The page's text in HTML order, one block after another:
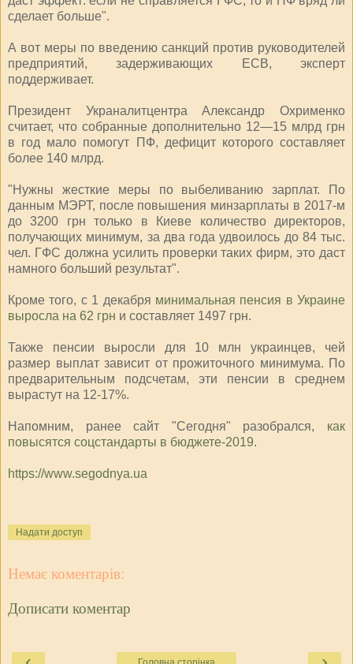
сделает больше".
А вот меры по введению санкций против руководителей
предприятий, задерживающих ЕСВ, эксперт
поддерживает.
Президент Украналитцентра Александр Охрименко
считает, что собранные дополнительно 12—15 млрд грн
в год мало помогут ПФ, дефицит которого составляет
более 140 млрд.
"Нужны жесткие меры по выбеливанию зарплат. По
данным МЭРТ, после повышения минзарплаты в 2017-м
до 3200 грн только в Киеве количество директоров,
получающих минимум, за два года удвоилось до 84 тыс.
чел. ГФС должна усилить проверки таких фирм, это даст
намного больший результат".
Кроме того, с 1 декабря минимальная пенсия в Украине
выросла на 62 грн и составляет 1497 грн.
Также пенсии выросли для 10 млн украинцев, чей
размер выплат зависит от прожиточного минимума. По
предварительным подсчетам, эти пенсии в среднем
вырастут на 12-17%.
Напомним, ранее сайт "Сегодня" разобрался, как
повысятся соцстандарты в бюджете-2019.
https://www.segodnya.ua
Надати доступ
Немає коментарів:
Дописати коментар